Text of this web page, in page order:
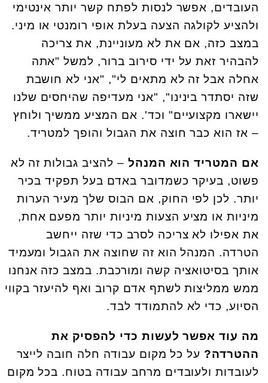
העובדים, אפשר לנסות לפתח קשר יותר אינטימי
ולהציע לקולגה הצעה בעלת אופי רומנטי או מיני.
במצב כזה, אם את לא מעוניינת, את צריכה
להבהיר זאת על ידי סירוב ברור, למשל "אתה
אחלה אבל זה לא מתאים לי", "אני לא חושבת
שזה יסתדר בינינו", "אני מעדיפה שהיחסים שלנו
יישארו מקצועיים" וכד'. אם המציע ממשיך ולוחץ
– אז הוא כבר חוצה את הגבול והופך למטריד.
אם המטריד הוא המנהל – להציב גבולות זה לא
פשוט, בעיקר כשמדובר באדם בעל תפקיד בכיר
יותר. לכן לפי החוק, אם הבוס שלך מעיר הערות
מיניות או מציע הצעות מיניות יותר מפעם אחת,
את אפילו לא צריכה לסרב כדי שזה ייחשב
הטרדה. המנהל הוא זה שחוצה את הגבול ומעמיד
אותך בסיטואציה קשה ומורכבת. במצב כזה אנחנו
ממש ממליצות לשתף אדם קרוב ואף להיעזר בקווי
הסיוע, כדי לא להתמודד לבד.
מה עוד אפשר לעשות כדי להפסיק את
ההטרדה? על כל מקום עבודה חלה חובה לייצר
לעובדות ולעובדים מרחב עבודה בטוח. בכל מקום